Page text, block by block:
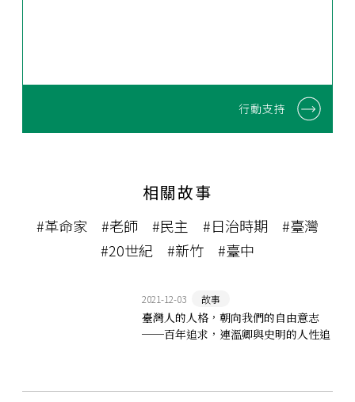
行動支持
相關故事
#革命家 #老師 #民主 #日治時期
#臺灣
#20世紀
#新竹 #臺中
2021-12-03 故事
臺灣人的人格，朝向我們的自由意志
──百年追求，連溫卿與史明的人性追